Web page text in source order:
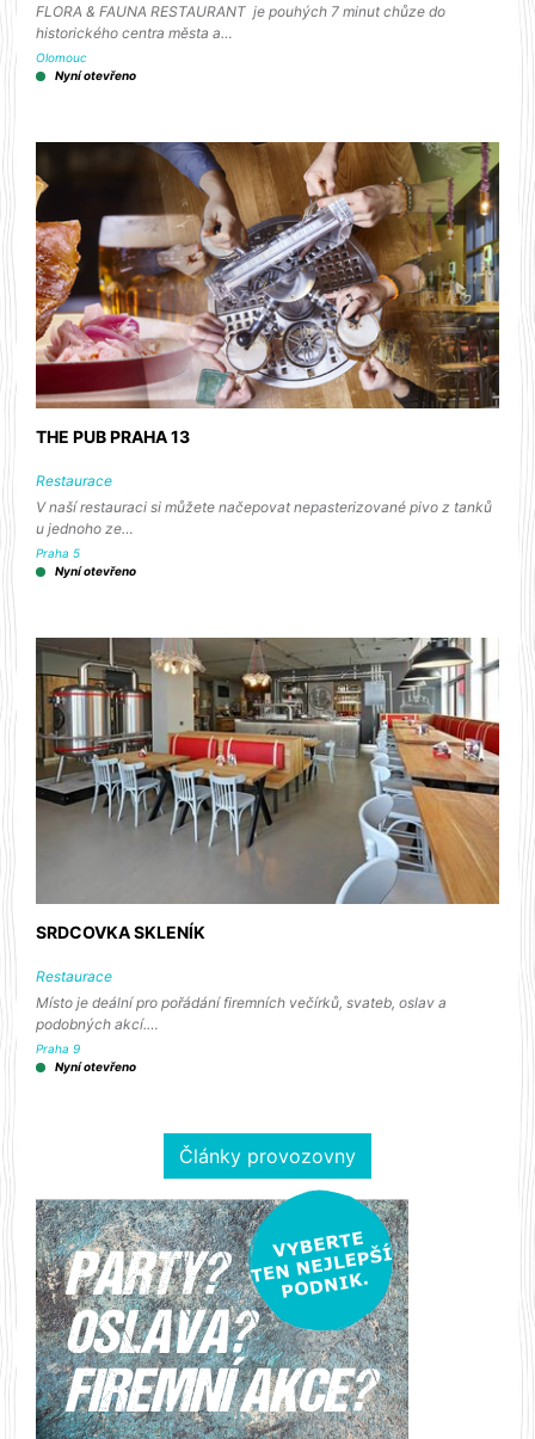
FLORA & FAUNA RESTAURANT je pouhých 7 minut chůze do
historického centra města a…
Olomouc
Nyní otevřeno
THE PUB PRAHA 13
Restaurace
V naší restauraci si můžete načepovat nepasterizované pivo z tanků
u jednoho ze…
Praha 5
Nyní otevřeno
SRDCOVKA SKLENÍK
Restaurace
Místo je deální pro pořádání firemních večírků, svateb, oslav a
podobných akcí.…
Praha 9
Nyní otevřeno
Články provozovny